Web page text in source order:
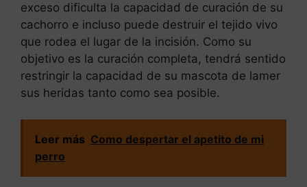
exceso dificulta la capacidad de curación de su
cachorro e incluso puede destruir el tejido vivo
que rodea el lugar de la incisión. Como su
objetivo es la curación completa, tendrá sentido
restringir la capacidad de su mascota de lamer
sus heridas tanto como sea posible.
Leer más Como despertar el apetito de mi
perro